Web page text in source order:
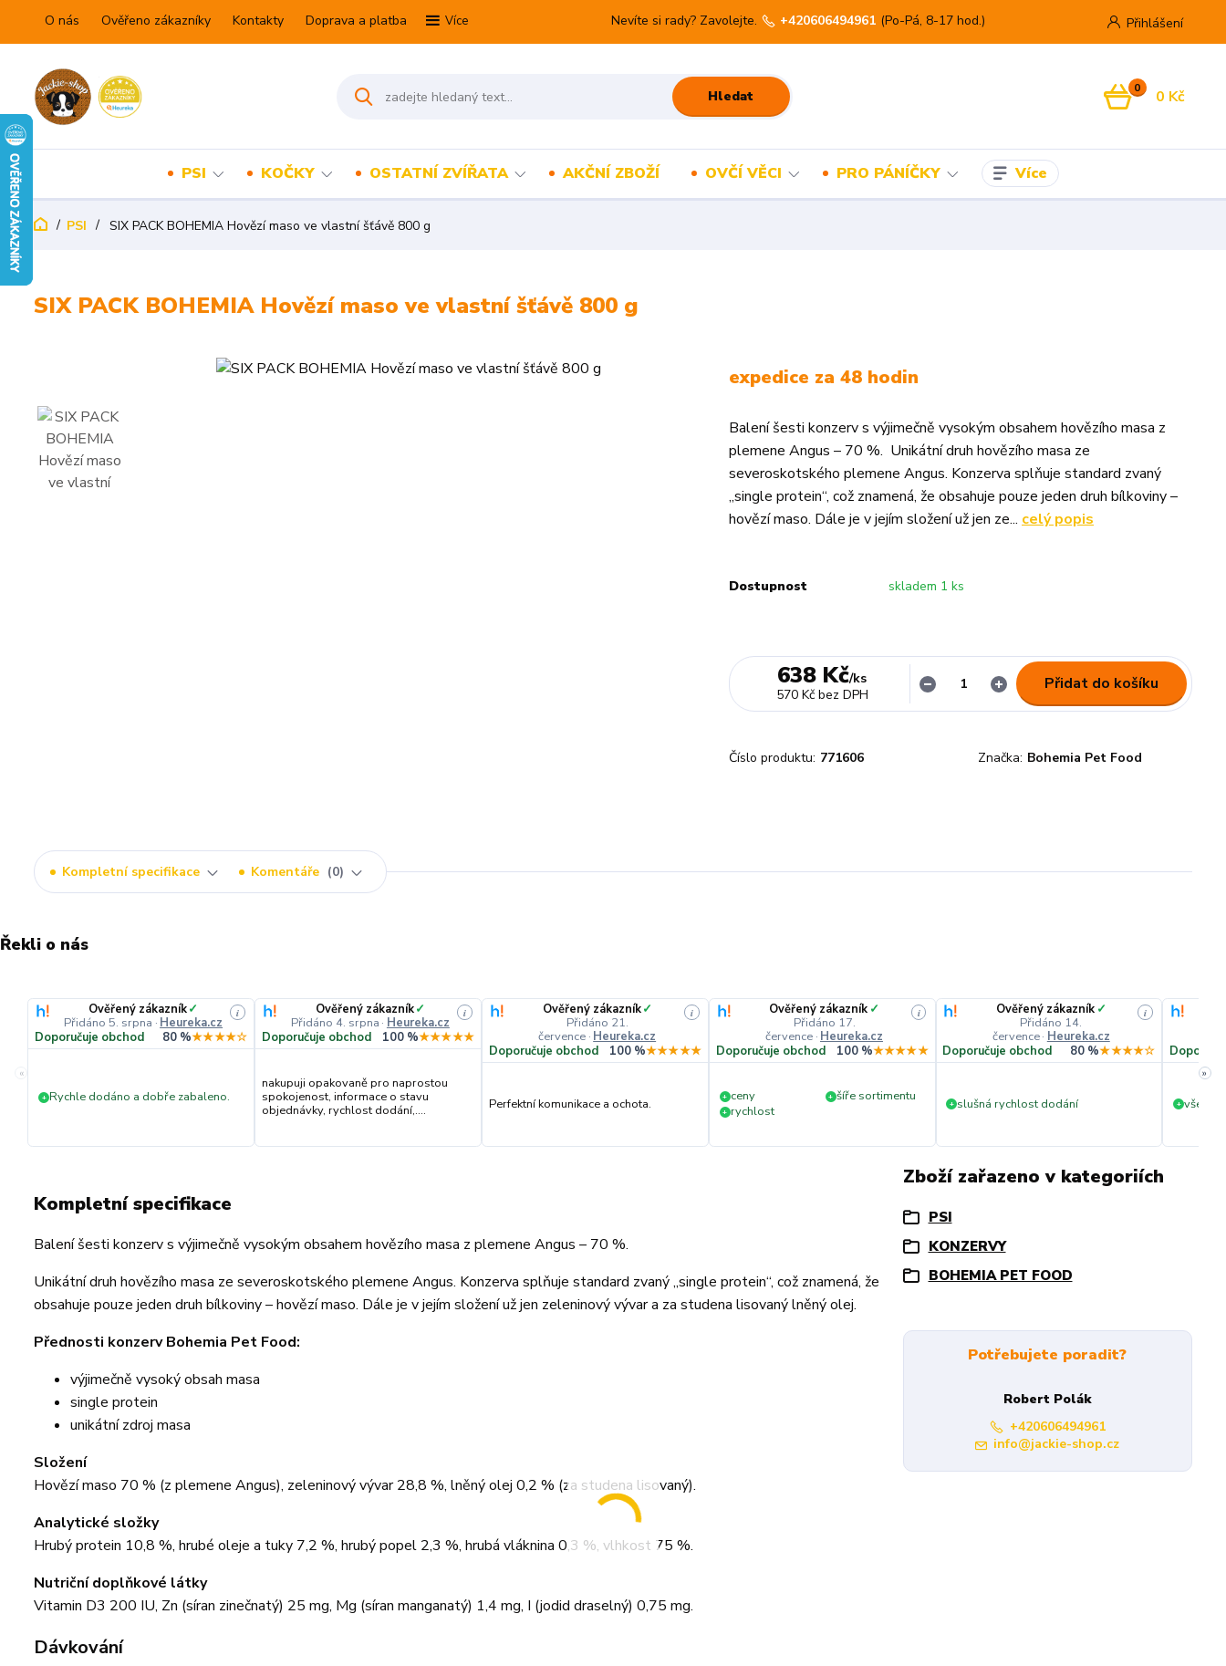
O nás Ověřeno zákazníky Kontakty Doprava a platba Více Přihlášení
Hledat
Nevíte si rady? Zavolejte. +420606494961 (Po-Pá, 8-17 hod.)
0 0 Kč
PSI KOČKY OSTATNÍ ZVÍŘATA AKČNÍ ZBOŽÍ OVČÍ VĚCI PRO PÁNÍČKY Více
PSI SIX PACK BOHEMIA Hovězí maso ve vlastní šťávě 800 g
SIX PACK BOHEMIA Hovězí maso ve vlastní šťávě 800 g
expedice za 48 hodin
Balení šesti konzerv s výjimečně vysokým obsahem hovězího masa z
plemene Angus – 70 %. Unikátní druh hovězího masa ze
severoskotského plemene Angus. Konzerva splňuje standard zvaný
„single protein“, což znamená, že obsahuje pouze jeden druh bílkoviny –
hovězí maso. Dále je v jejím složení už jen ze... celý popis
Dostupnost skladem 1 ks
638 Kč/ks
570 Kč bez DPH
Přidat do košíku
Číslo produktu: 771606 Značka: Bohemia Pet Food
Kompletní specifikace Komentáře 0
Řekli o nás
«
Ověřený zákazník✓
Přidáno 5. srpna · Heureka.cz
i
Doporučuje obchod 80 %★★★★☆
+ Rychle dodáno a dobře zabaleno.
Ověřený zákazník✓
Přidáno 4. srpna · Heureka.cz
i
Doporučuje obchod 100 %★★★★★
nakupuji opakovaně pro naprostou
spokojenost, informace o stavu
objednávky, rychlost dodání,....
Ověřený zákazník✓
Přidáno 21.
července · Heureka.cz
i
Doporučuje obchod 100 %★★★★★
Perfektní komunikace a ochota.
Ověřený zákazník ✓
Přidáno 17.
července · Heureka.cz
i
Doporučuje obchod 100 %★★★★★
+ ceny + šíře sortimentu
+ rychlost
Ověřený zákazník ✓
Přidáno 14.
července· Heureka.cz
i
Doporučuje obchod 80 %★★★★☆
+ slušná rychlost dodání + vše v
»
Kompletní specifikace
Balení šesti konzerv s výjimečně vysokým obsahem hovězího masa z plemene Angus – 70 %.
Unikátní druh hovězího masa ze severoskotského plemene Angus. Konzerva splňuje standard zvaný „single protein“, což znamená, že
obsahuje pouze jeden druh bílkoviny – hovězí maso. Dále je v jejím složení už jen zeleninový vývar a za studena lisovaný lněný olej.
Přednosti konzerv Bohemia Pet Food:
výjimečně vysoký obsah masa
single protein
unikátní zdroj masa
Složení
Hovězí maso 70 % (z plemene Angus), zeleninový vývar 28,8 %, lněný olej 0,2 % (za studena lisovaný).
Analytické složky
Hrubý protein 10,8 %, hrubé oleje a tuky 7,2 %, hrubý popel 2,3 %, hrubá vláknina 0,3 %, vlhkost 75 %.
Nutriční doplňkové látky
Vitamin D3 200 IU, Zn (síran zinečnatý) 25 mg, Mg (síran manganatý) 1,4 mg, I (jodid draselný) 0,75 mg.
Dávkování
Zboží zařazeno v kategoriích
PSI
KONZERVY
BOHEMIA PET FOOD
Potřebujete poradit?
Robert Polák
+420606494961
info@jackie-shop.cz